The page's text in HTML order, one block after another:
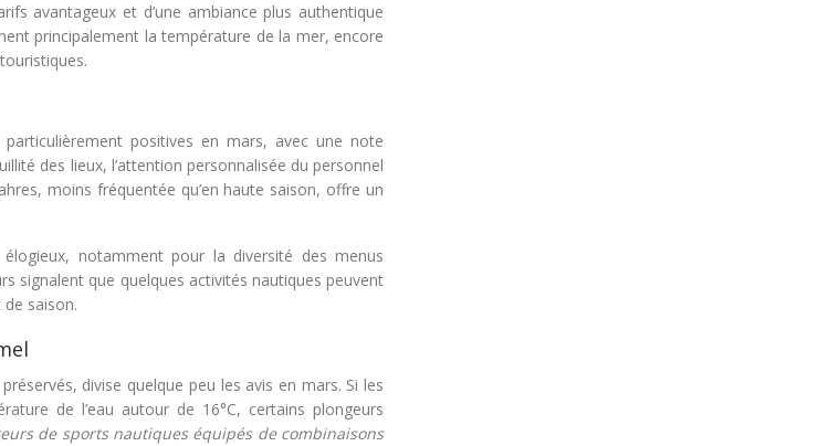
avantageux et d’une ambiance plus authentique
principalement la température de la mer, encore
positives en mars, avec une note
des lieux, l’attention personnalisée du personnel
moins fréquentée qu’en haute saison, offre un
notamment pour la diversité des menus
signalent que quelques activités nautiques peuvent
saison.
divise quelque peu les avis en mars. Si les
de l’eau autour de 16°C, certains plongeurs
de sports nautiques équipés de combinaisons